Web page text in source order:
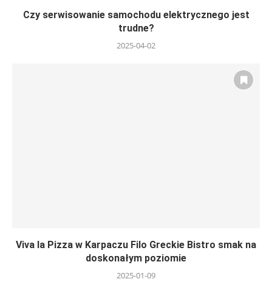
Czy serwisowanie samochodu elektrycznego jest
trudne?
2025-04-02
Viva la Pizza w Karpaczu Filo Greckie Bistro smak na
doskonałym poziomie
2025-01-09